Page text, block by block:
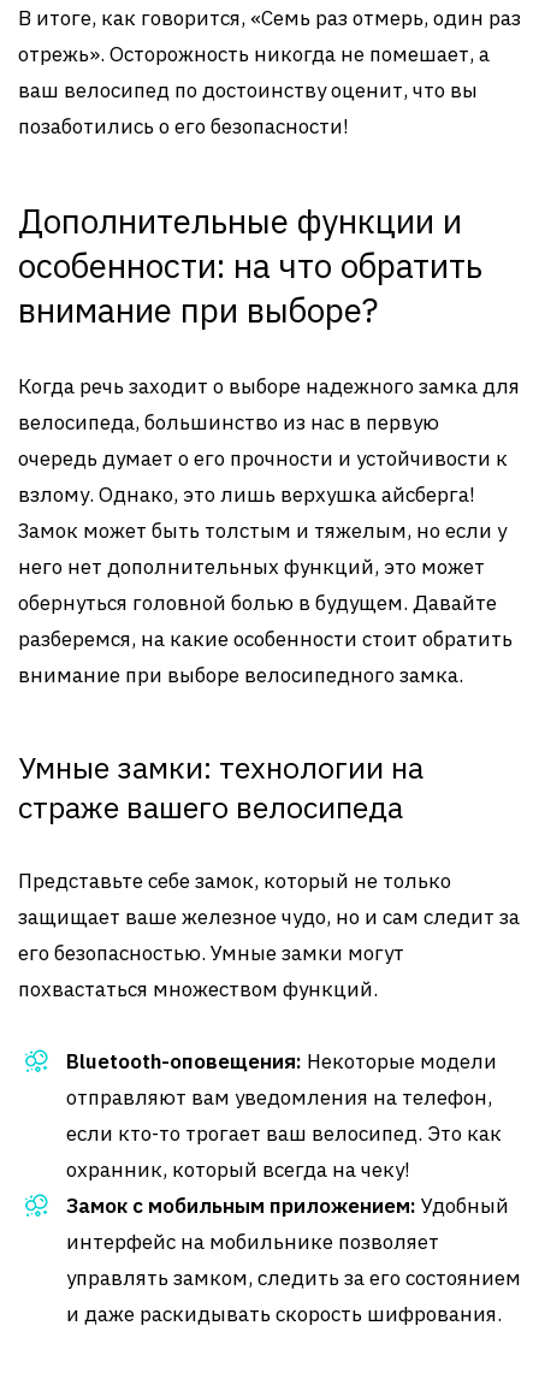
В итоге, как говорится, «Семь раз отмерь, один раз
отрежь». Осторожность никогда не помешает, а
ваш велосипед по достоинству оценит, что вы
позаботились о его безопасности!
Дополнительные функции и
особенности: на что обратить
внимание при выборе?
Когда речь заходит о выборе надежного замка для
велосипеда, большинство из нас в первую
очередь думает о его прочности и устойчивости к
взлому. Однако, это лишь верхушка айсберга!
Замок может быть толстым и тяжелым, но если у
него нет дополнительных функций, это может
обернуться головной болью в будущем. Давайте
разберемся, на какие особенности стоит обратить
внимание при выборе велосипедного замка.
Умные замки: технологии на
страже вашего велосипеда
Представьте себе замок, который не только
защищает ваше железное чудо, но и сам следит за
его безопасностью. Умные замки могут
похвастаться множеством функций.
Bluetooth-оповещения: Некоторые модели
отправляют вам уведомления на телефон,
если кто-то трогает ваш велосипед. Это как
охранник, который всегда на чеку!
Замок с мобильным приложением: Удобный
интерфейс на мобильнике позволяет
управлять замком, следить за его состоянием
и даже раскидывать скорость шифрования.